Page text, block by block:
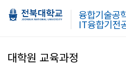
융합기술공
IT융합기전
대학원 교육과정